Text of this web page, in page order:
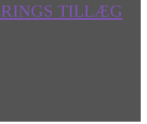
TILLÆG